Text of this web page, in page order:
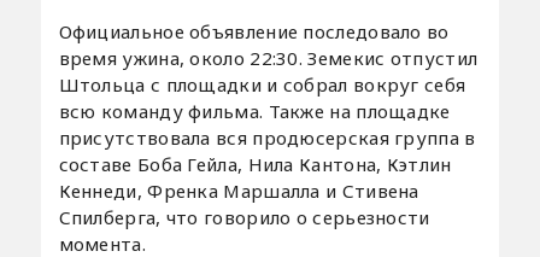
Официальное объявление последовало во
время ужина, около 22:30. Земекис отпустил
Штольца с площадки и собрал вокруг себя
всю команду фильма. Также на площадке
присутствовала вся продюсерская группа в
составе Боба Гейла, Нила Кантона, Кэтлин
Кеннеди, Френка Маршалла и Стивена
Спилберга, что говорило о серьезности
момента.